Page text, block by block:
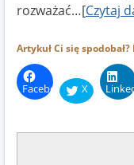
rozważać…[Czytaj
Artykuł Ci się
Facebook X